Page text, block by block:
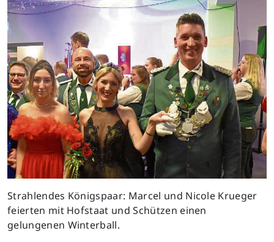
Strahlendes Königspaar: Marcel und Nicole Krueger
feierten mit Hofstaat und Schützen einen
gelungenen Winterball.